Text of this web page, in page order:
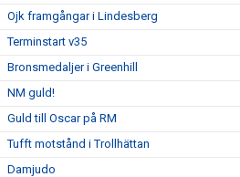
Ojk framgångar i Lindesberg
Terminstart v35
Bronsmedaljer i Greenhill
NM guld!
Guld till Oscar på RM
Tufft motstånd i Trollhättan
Damjudo